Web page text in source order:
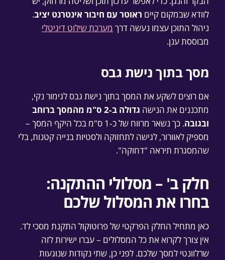
לוודא שבמקום קיים ראוטר עם חיבור אינטרנט יציב.
ניהול התוכן עצמו נעשה דרך מערכת שילוט דיגיטלי
מבוססת ענן.
מסך בתוך נישת גבס
אם רוצים לשקע את המסך בתוך נישת גבס לגימור נקי,
מתכננים את הנישה
גדולה ב‑2 ס"מ מהמסך ברוחב
ובגובה
. כך נשאר מרווח של כ‑1 ס"מ בכל היקף המסך –
מספיק לאוורור, לגישה לתחזוקה ולסטיות בנייה קטנות, בלי
שהמסגרת תיראה "דחוקה".
חלק ב' – מסלולי ההתקנה:
בחרו את המסלול שלכם
כאן מתחיל החלק הפרקטי של פרוטוקול התקנת מסכי לד.
אין צורך לקרוא את כל המסלולים – עברו ישירות לזה
שרלוונטי למסך שלכם. לפני כן, שתי נקודות שנוגעות